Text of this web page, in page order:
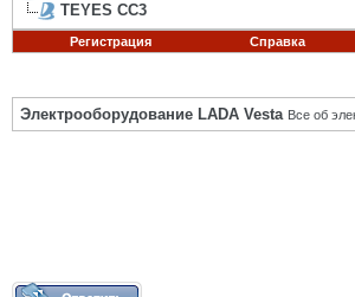
TEYES CC3
Регистрация Справка
Электрооборудование LADA Vesta Все об